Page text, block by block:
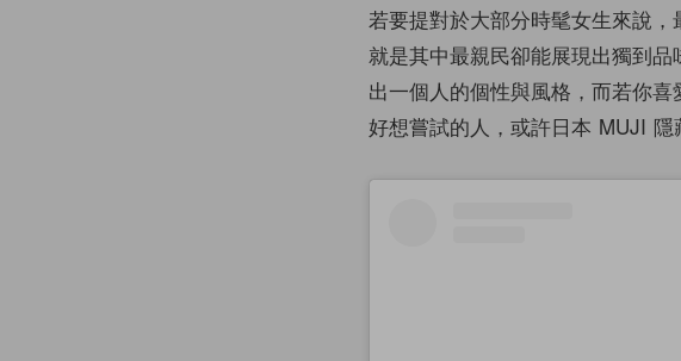
若要提對於大部分時髦女生來說
就是其中最親民卻能展現出獨到
出一個人的個性與風格，而若你
好想嘗試的人，或許日本 MUJI 隱